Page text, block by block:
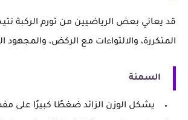
قد يعاني بعض الرياضيين من تورم الركبة
المتكررة، والالتواءات مع الركض، والمجهود
السمنة
يشكل الوزن الزائد ضغطًا كبيرًا على